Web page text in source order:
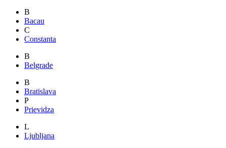
B
Bacau
C
Constanta
B
Belgrade
B
Bratislava
P
Prievidza
L
Ljubljana